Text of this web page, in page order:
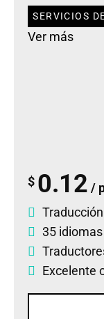
SERVICIOS
Ver más
$ 0.12 /
35 idiomas
Excelente